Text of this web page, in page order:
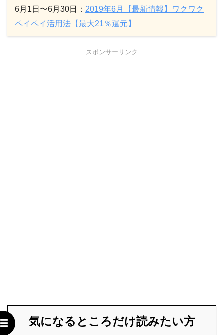
6月1日〜6月30日： 2019年6月【最新情報】ワクワク
ペイペイ活用法【最大21％還元】
スポンサーリンク
気になるところだけ読みたい方